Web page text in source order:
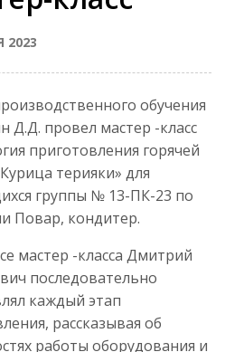
2023
обучения
Д.Д. провел мастер -класс
приготовления горячей
терияки» для
группы № 13-ПК-23 по
Повар, кондитер.
мастер -класса Дмитрий
последовательно
каждый этап
рассказывая об
работы оборудования и